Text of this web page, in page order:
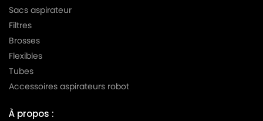
BOSCH
BOSCH
BOSCH
BOSCH
BOSCH BGL3POWER/01
BOSCH
Sacs aspirateur
Filtres
Brosses
Flexibles
Tubes
Accessoires aspirateurs robot
À propos :